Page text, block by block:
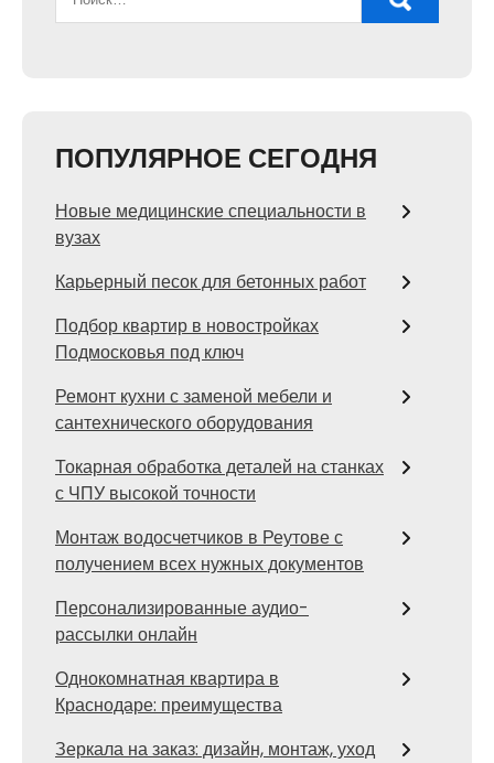
ПОПУЛЯРНОЕ СЕГОДНЯ
Новые медицинские специальности в
вузах
Карьерный песок для бетонных работ
Подбор квартир в новостройках
Подмосковья под ключ
Ремонт кухни с заменой мебели и
сантехнического оборудования
Токарная обработка деталей на станках
с ЧПУ высокой точности
Монтаж водосчетчиков в Реутове с
получением всех нужных документов
Персонализированные аудио-
рассылки онлайн
Однокомнатная квартира в
Краснодаре: преимущества
Зеркала на заказ: дизайн, монтаж, уход